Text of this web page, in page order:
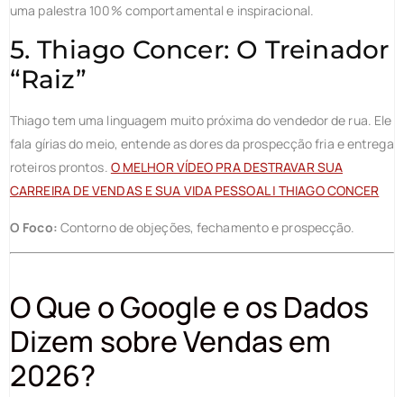
uma palestra 100% comportamental e inspiracional.
5. Thiago Concer: O Treinador
“Raiz”
Thiago tem uma linguagem muito próxima do vendedor de rua. Ele
fala gírias do meio, entende as dores da prospecção fria e entrega
roteiros prontos. O MELHOR VÍDEO PRA DESTRAVAR SUA
CARREIRA DE VENDAS E SUA VIDA PESSOAL | THIAGO CONCER
O Foco: Contorno de objeções, fechamento e prospecção.
O Que o Google e os Dados
Dizem sobre Vendas em
2026?